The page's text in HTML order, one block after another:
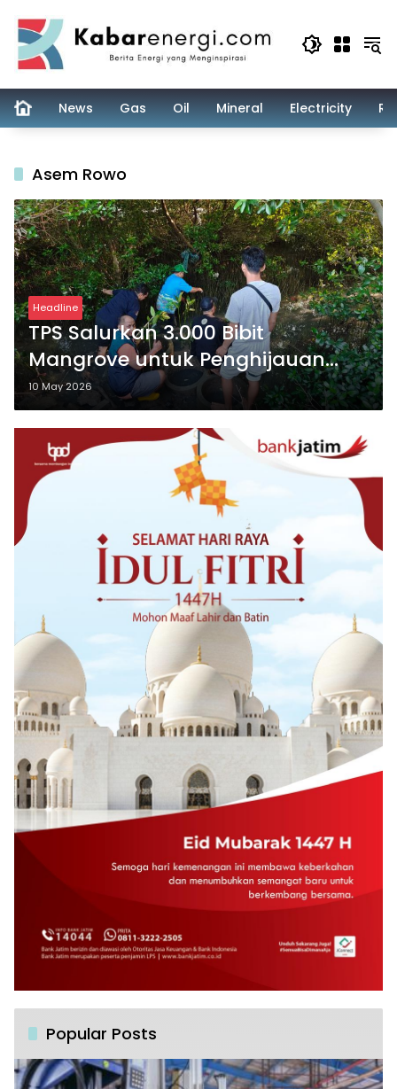
content
News Gas Oil Mineral Electricity
Asem Rowo
Headline
TPS Salurkan 3.000 Bibit
Mangrove untuk Penghijauan
Pesisir Sontoh Laut
10 May 2026
Popular Posts